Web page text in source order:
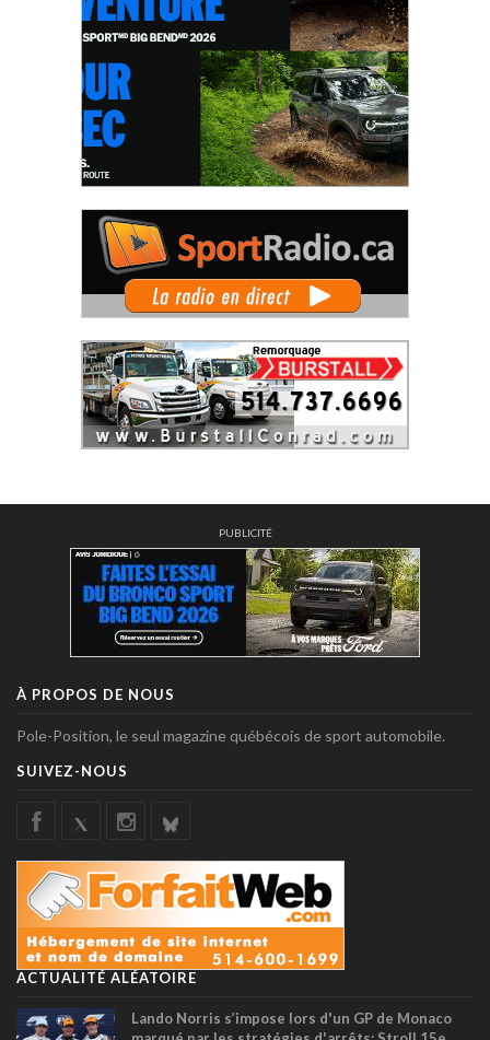
PUBLICITÉ
À PROPOS DE NOUS
Pole-Position, le seul magazine québécois de sport automobile.
SUIVEZ-NOUS
ACTUALITÉ ALÉATOIRE
Lando Norris s’impose lors d'un GP de Monaco